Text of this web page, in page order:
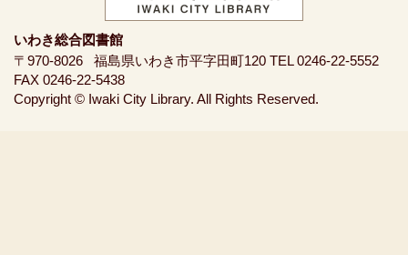
いわき総合図書館
〒970-8026
福島県いわき市平字田町120 TEL 0246-22-5552
FAX 0246-22-5438
Copyright © Iwaki City Library. All Rights Reserved.